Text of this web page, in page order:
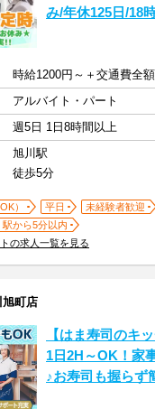
み/年休125日/18
時給1200円～＋交通費全
アルバイト・パート
週5日 1日8時間以上
旭川駅
徒歩5分
） 平日
未経験者歓迎
駅から5分以内
の求人一覧を見る
町店
【はま寿司のキ
1日2H～OK！家
♪お寿司も握ら